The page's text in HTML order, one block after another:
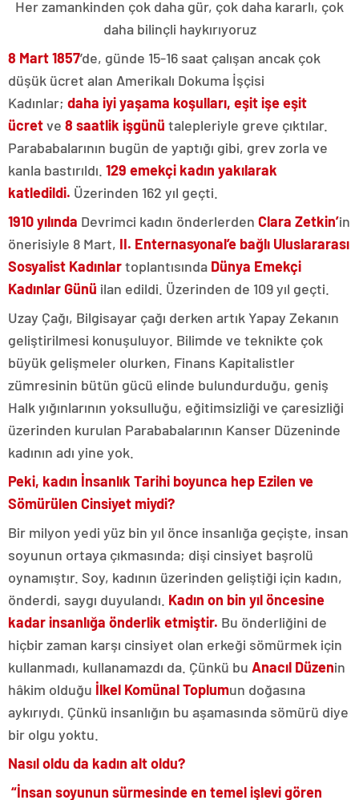
Her zamankinden çok daha gür, çok daha kararlı, çok
daha bilinçli haykırıyoruz
8 Mart 1857’de, günde 15-16 saat çalışan ancak çok
düşük ücret alan Amerikalı Dokuma İşçisi
Kadınlar; daha iyi yaşama koşulları, eşit işe eşit
ücretve 8 saatlik işgünü talepleriyle greve çıktılar.
Parababalarının bugün de yaptığı gibi, grev zorla ve
kanla bastırıldı. 129 emekçi kadın yakılarak
katledildi. Üzerinden 162 yıl geçti.
1910 yılında Devrimci kadın önderlerden Clara Zetkin’in
önerisiyle 8 Mart, II. Enternasyonal’e bağlı Uluslararası
Sosyalist Kadınlartoplantısında Dünya Emekçi
Kadınlar Günü ilan edildi. Üzerinden de 109 yıl geçti.
Uzay Çağı, Bilgisayar çağı derken artık Yapay Zekanın
geliştirilmesi konuşuluyor. Bilimde ve teknikte çok
büyük gelişmeler olurken, Finans Kapitalistler
zümresinin bütün gücü elinde bulundurduğu, geniş
Halk yığınlarının yoksulluğu, eğitimsizliği ve çaresizliği
üzerinden kurulan Parababalarının Kanser Düzeninde
kadının adı yine yok.
Peki, kadın İnsanlık Tarihi boyunca hep Ezilen ve
Sömürülen Cinsiyet miydi?
Bir milyon yedi yüz bin yıl önce insanlığa geçişte, insan
soyunun ortaya çıkmasında; dişi cinsiyet başrolü
oynamıştır. Soy, kadının üzerinden geliştiği için kadın,
önderdi, saygı duyulandı. Kadın on bin yıl öncesine
kadar insanlığa önderlik etmiştir. Bu önderliğini de
hiçbir zaman karşı cinsiyet olan erkeği sömürmek için
kullanmadı, kullanamazdı da. Çünkü bu Anacıl Düzenin
hâkim olduğu İlkel Komünal Toplumun doğasına
aykırıydı. Çünkü insanlığın bu aşamasında sömürü diye
bir olgu yoktu.
Nasıl oldu da kadın alt oldu?
“İnsan soyunun sürmesinde en temel işlevi gören